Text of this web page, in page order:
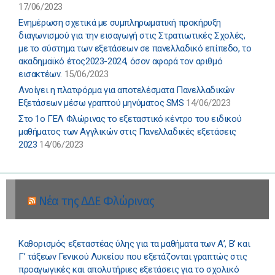
17/06/2023
Ενημέρωση σχετικά με συμπληρωματική προκήρυξη
διαγωνισμού για την εισαγωγή στις Στρατιωτικές Σχολές,
με το σύστημα των εξετάσεων σε πανελλαδικό επίπεδο, το
ακαδημαϊκό έτος2023-2024, όσον αφορά τον αριθμό
εισακτέων. 15/06/2023
Ανοίγει η πλατφόρμα για αποτελέσματα Πανελλαδικών
Εξετάσεων μέσω γραπτού μηνύματος SMS 14/06/2023
Στο 1ο ΓΕΛ Φλώρινας το εξεταστικό κέντρο του ειδικού
μαθήματος των Αγγλικών στις Πανελλαδικές εξετάσεις
2023 14/06/2023
Νέα της ΔΔΕ Φλώρινας
Καθορισμός εξεταστέας ύλης για τα μαθήματα των Α’, Β’ και
Γ’ τάξεων Γενικού Λυκείου που εξετάζονται γραπτώς στις
προαγωγικές και απολυτήριες εξετάσεις για το σχολικό